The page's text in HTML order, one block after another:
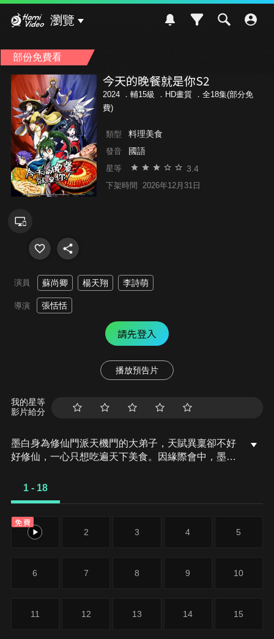
瀏覽
部份免費看
今天的晚餐就是你S2
2024 ． 輔15級
．HD畫質 ．全18集(部分免
費)
類型 料理美食
發音 國語
星等 3.4
下架時間 2026年12月31日
演員 蘇尚卿 楊天翔 李詩萌
導演 張恬恬
請先登入
播放預告片
我的星等
影片給分
墨白身為修仙門派天機門的大弟子，天賦異稟卻不好
好修仙，一心只想吃遍天下美食。因緣際會中，墨白
隊，遍歷天下尋找異獸美食，卻在這旅途中，無意間
1 - 18
免費
1 2 3 4 5
6 7 8 9 10
11 12 13 14 15